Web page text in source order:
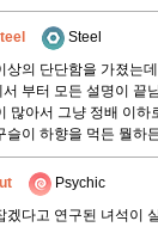
Steel
상의 단단함을 가졌는
부터 모든 설명이 끝
많아서 그냥 정배 이
슬이 하향을 먹든 뭘하
Psychic
겠다고 연구된 녀석이